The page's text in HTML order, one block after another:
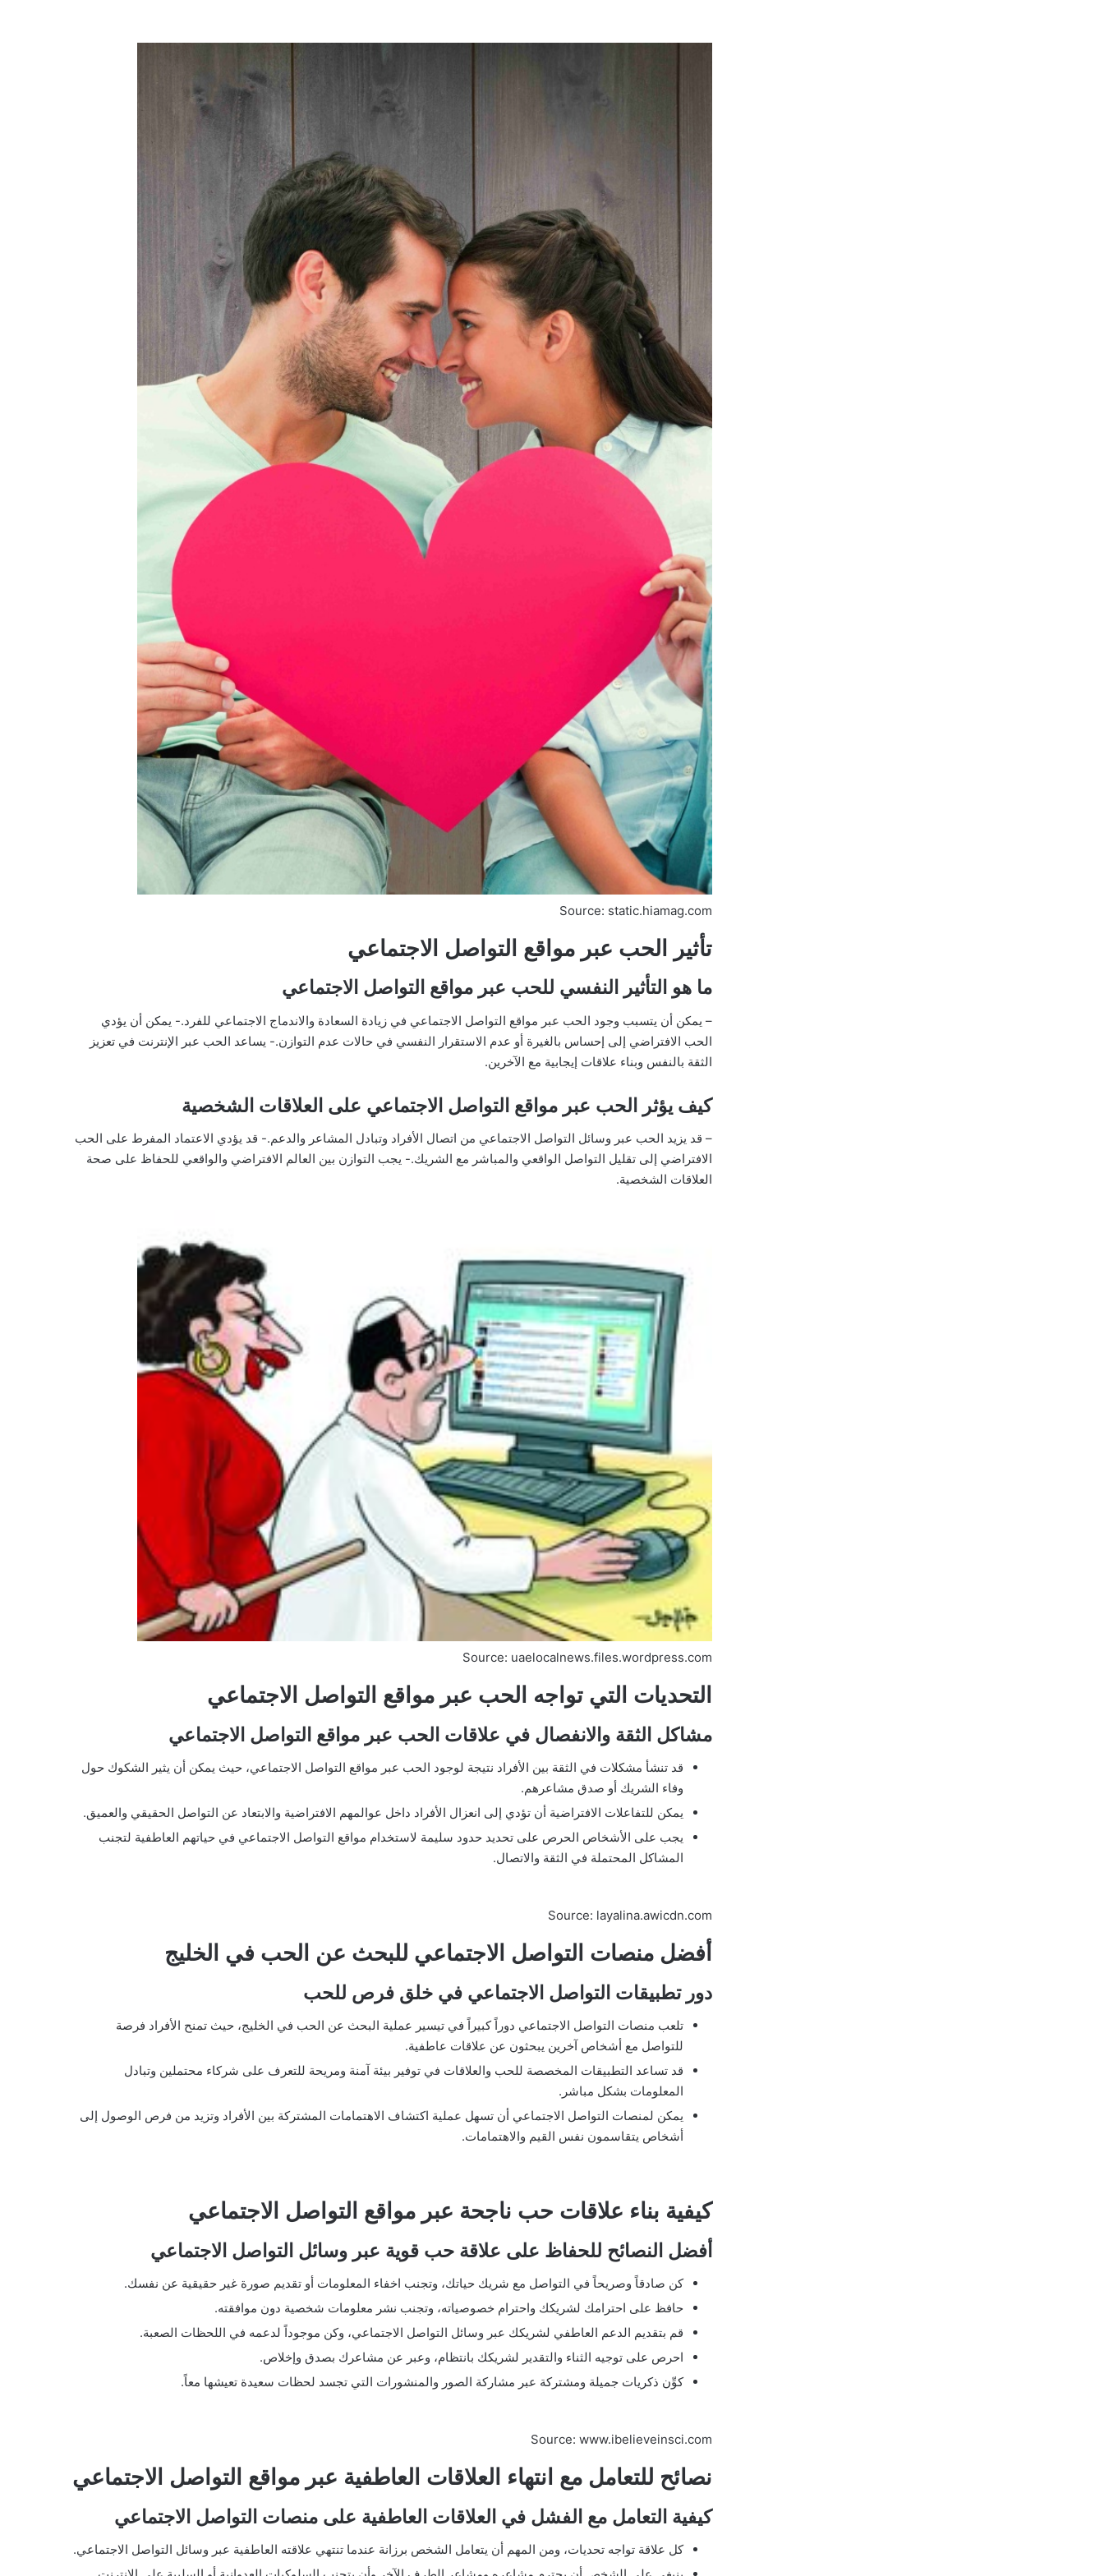
Source: static.hiamag.com
تأثير الحب عبر مواقع التواصل الاجتماعي
ما هو التأثير النفسي للحب عبر مواقع التواصل الاجتماعي
– يمكن أن يتسبب وجود الحب عبر مواقع التواصل الاجتماعي في زيادة السعادة والاندماج الاجتماعي للفرد.- يمكن أن يؤدي
الحب الافتراضي إلى إحساس بالغيرة أو عدم الاستقرار النفسي في حالات عدم التوازن.- يساعد الحب عبر الإنترنت في تعزيز
الثقة بالنفس وبناء علاقات إيجابية مع الآخرين.
كيف يؤثر الحب عبر مواقع التواصل الاجتماعي على العلاقات الشخصية
– قد يزيد الحب عبر وسائل التواصل الاجتماعي من اتصال الأفراد وتبادل المشاعر والدعم.- قد يؤدي الاعتماد المفرط على الحب
الافتراضي إلى تقليل التواصل الواقعي والمباشر مع الشريك.- يجب التوازن بين العالم الافتراضي والواقعي للحفاظ على صحة
العلاقات الشخصية.
Source: uaelocalnews.files.wordpress.com
التحديات التي تواجه الحب عبر مواقع التواصل الاجتماعي
مشاكل الثقة والانفصال في علاقات الحب عبر مواقع التواصل الاجتماعي
قد تنشأ مشكلات في الثقة بين الأفراد نتيجة لوجود الحب عبر مواقع التواصل الاجتماعي، حيث يمكن أن يثير الشكوك حول
وفاء الشريك أو صدق مشاعرهم.
يمكن للتفاعلات الافتراضية أن تؤدي إلى انعزال الأفراد داخل عوالمهم الافتراضية والابتعاد عن التواصل الحقيقي والعميق.
يجب على الأشخاص الحرص على تحديد حدود سليمة لاستخدام مواقع التواصل الاجتماعي في حياتهم العاطفية لتجنب
المشاكل المحتملة في الثقة والاتصال.
Source: layalina.awicdn.com
أفضل منصات التواصل الاجتماعي للبحث عن الحب في الخليج
دور تطبيقات التواصل الاجتماعي في خلق فرص للحب
تلعب منصات التواصل الاجتماعي دوراً كبيراً في تيسير عملية البحث عن الحب في الخليج، حيث تمنح الأفراد فرصة
للتواصل مع أشخاص آخرين يبحثون عن علاقات عاطفية.
قد تساعد التطبيقات المخصصة للحب والعلاقات في توفير بيئة آمنة ومريحة للتعرف على شركاء محتملين وتبادل
المعلومات بشكل مباشر.
يمكن لمنصات التواصل الاجتماعي أن تسهل عملية اكتشاف الاهتمامات المشتركة بين الأفراد وتزيد من فرص الوصول إلى
أشخاص يتقاسمون نفس القيم والاهتمامات.
كيفية بناء علاقات حب ناجحة عبر مواقع التواصل الاجتماعي
أفضل النصائح للحفاظ على علاقة حب قوية عبر وسائل التواصل الاجتماعي
كن صادقاً وصريحاً في التواصل مع شريك حياتك، وتجنب اخفاء المعلومات أو تقديم صورة غير حقيقية عن نفسك.
حافظ على احترامك لشريكك واحترام خصوصياته، وتجنب نشر معلومات شخصية دون موافقته.
قم بتقديم الدعم العاطفي لشريكك عبر وسائل التواصل الاجتماعي، وكن موجوداً لدعمه في اللحظات الصعبة.
احرص على توجيه الثناء والتقدير لشريكك بانتظام، وعبر عن مشاعرك بصدق وإخلاص.
كوِّن ذكريات جميلة ومشتركة عبر مشاركة الصور والمنشورات التي تجسد لحظات سعيدة تعيشها معاً.
Source: www.ibelieveinsci.com
نصائح للتعامل مع انتهاء العلاقات العاطفية عبر مواقع التواصل الاجتماعي
كيفية التعامل مع الفشل في العلاقات العاطفية على منصات التواصل الاجتماعي
كل علاقة تواجه تحديات، ومن المهم أن يتعامل الشخص برزانة عندما تنتهي علاقته العاطفية عبر وسائل التواصل الاجتماعي.